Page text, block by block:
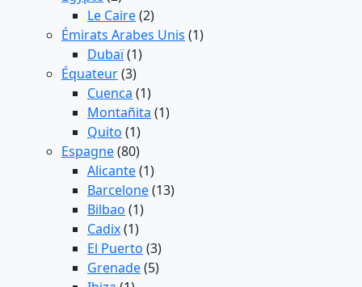
Le Caire(2)
Émirats Arabes Unis (1)
Dubaï(1)
Équateur(3)
Cuenca (1)
Montañita (1)
Quito (1)
Espagne(80)
Alicante(1)
Barcelone(13)
Bilbao (1)
Cadix(1)
El Puerto (3)
Grenade(5)